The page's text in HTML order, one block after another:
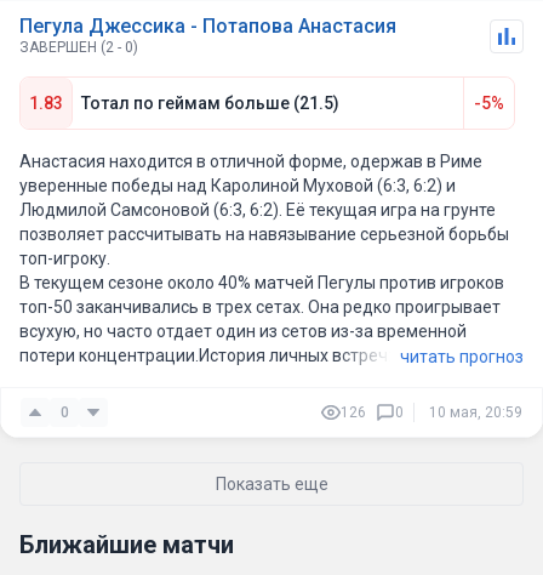
Пегула Джессика - Потапова Анастасия
ЗАВЕРШЕН (2 - 0)
1.83 Тотал по геймам больше (21.5) -5%
Анастасия находится в отличной форме, одержав в Риме
уверенные победы над Каролиной Муховой (6:3, 6:2) и
Людмилой Самсоновой (6:3, 6:2). Её текущая игра на грунте
позволяет рассчитывать на навязывание серьезной борьбы
топ-игроку.
В текущем сезоне около 40% матчей Пегулы против игроков
топ-50 заканчивались в трех сетах. Она редко проигрывает
всухую, но часто отдает один из сетов из-за временной
потери концентрации.История личных встреч: Из 5 их очных
(матчи доходили до решающего сета). Потапова —
психологически устойчивый боец, и даже проигрывая Пегуле
которая любит длинные обмены ударами, что неизбежно
читать прогноз
0 126 0 10 мая, 20:59
Показать еще
Ближайшие матчи